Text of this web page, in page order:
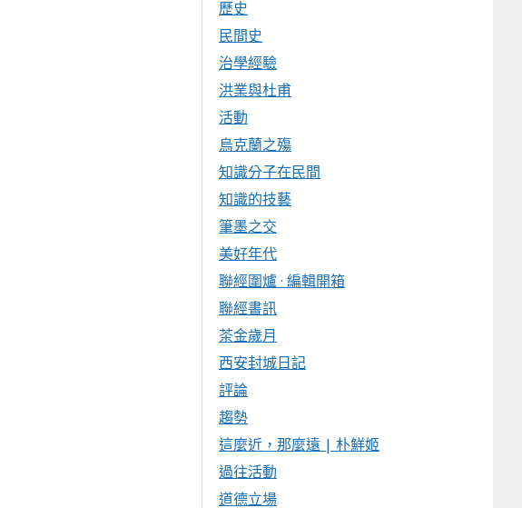
歷史
民間史
治學經驗
洪業與杜甫
活動
烏克蘭之殤
知識分子在民間
知識的技藝
筆墨之交
美好年代
聯經圍爐 · 編輯開箱
聯經書訊
茶金歲月
西安封城日記
評論
趨勢
這麼近，那麼遠 | 朴鮮姬
過往活動
道德立場